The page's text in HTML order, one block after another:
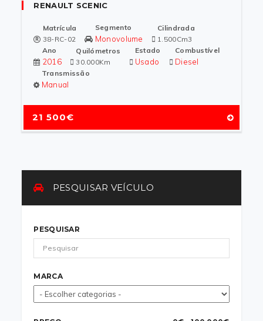
RENAULT SCENIC
Matrícula
38-RC-02
Segmento
Monovolume
Cilindrada
1.500Cm3
Ano
2016
Quilómetros
30.000Km
Estado
Usado
Combustível
Diesel
Transmissão
Manual
21 500€
PESQUISAR VEÍCULO
PESQUISAR
MARCA